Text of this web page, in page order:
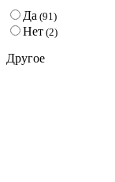
Да (91 )
Нет (2)
Другое